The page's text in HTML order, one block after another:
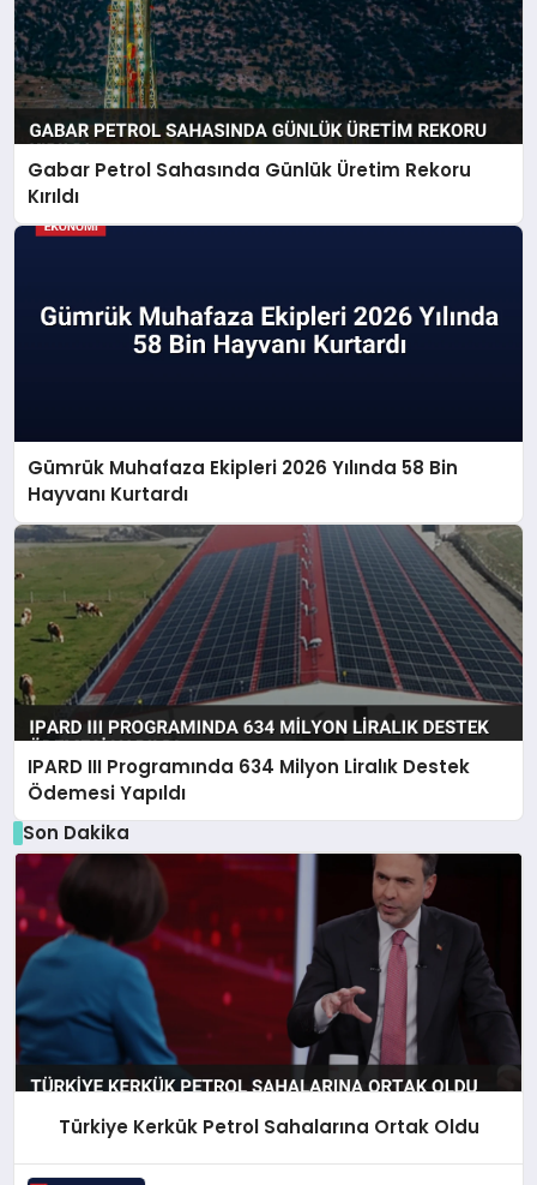
Gabar Petrol Sahasında Günlük Üretim Rekoru
Kırıldı
Gümrük Muhafaza Ekipleri 2026 Yılında 58 Bin
Hayvanı Kurtardı
IPARD III Programında 634 Milyon Liralık Destek
Ödemesi Yapıldı
Son Dakika
Türkiye Kerkük Petrol Sahalarına Ortak Oldu